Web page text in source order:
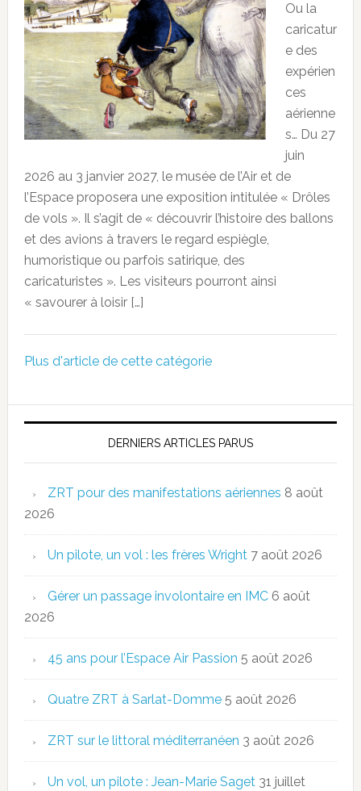
Ou la
caricatur
e des
expérien
ces
aérienne
s… Du 27
juin
2026 au 3 janvier 2027, le musée de l’Air et de
l’Espace proposera une exposition intitulée « Drôles
de vols ». Il s’agit de « découvrir l’histoire des ballons
et des avions à travers le regard espiègle,
humoristique ou parfois satirique, des
caricaturistes ». Les visiteurs pourront ainsi
« savourer à loisir […]
Plus d'article de cette catégorie
DERNIERS ARTICLES PARUS
ZRT pour des manifestations aériennes 8 août
2026
Un pilote, un vol : les frères Wright 7 août 2026
Gérer un passage involontaire en IMC 6 août
2026
45 ans pour l’Espace Air Passion 5 août 2026
Quatre ZRT à Sarlat-Domme 5 août 2026
ZRT sur le littoral méditerranéen 3 août 2026
Un vol, un pilote : Jean-Marie Saget 31 juillet